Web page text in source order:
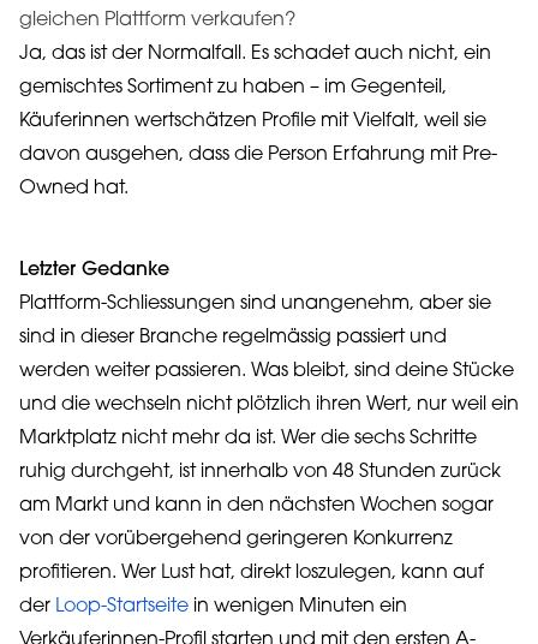
gleichen Plattform verkaufen?
Ja, das ist der Normalfall. Es schadet auch nicht, ein
gemischtes Sortiment zu haben – im Gegenteil,
Käuferinnen wertschätzen Profile mit Vielfalt, weil sie
davon ausgehen, dass die Person Erfahrung mit Pre-
Owned hat.
Letzter Gedanke
Plattform-Schliessungen sind unangenehm, aber sie
sind in dieser Branche regelmässig passiert und
werden weiter passieren. Was bleibt, sind deine Stücke
und die wechseln nicht plötzlich ihren Wert, nur weil ein
Marktplatz nicht mehr da ist. Wer die sechs Schritte
ruhig durchgeht, ist innerhalb von 48 Stunden zurück
am Markt und kann in den nächsten Wochen sogar
von der vorübergehend geringeren Konkurrenz
profitieren. Wer Lust hat, direkt loszulegen, kann auf
der Loop-Startseite in wenigen Minuten ein